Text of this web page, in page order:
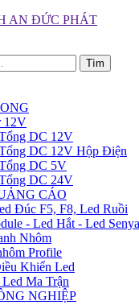
Tìm
12V
DC 12V
DC 12V Hộp Điện
DC 5V
DC 24V
CÁO
Đúc F5, F8, Led Ruồi
- Led Hắt - Led
Nhôm
Profile
Khiển Led
Ma Trận
NGHIỆP